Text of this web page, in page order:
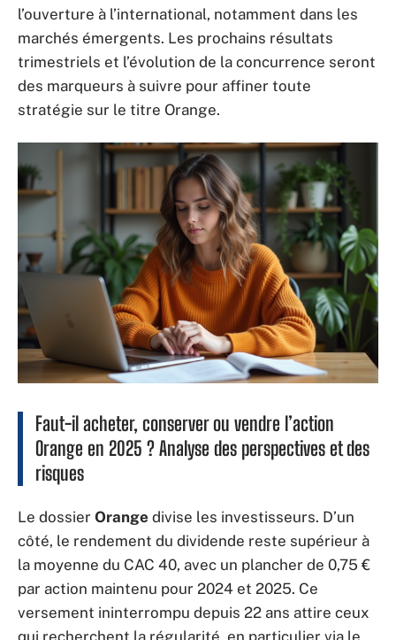
l’ouverture à l’international, notamment dans les
marchés émergents. Les prochains résultats
trimestriels et l’évolution de la concurrence seront
des marqueurs à suivre pour affiner toute
stratégie sur le titre Orange.
Faut-il acheter, conserver ou vendre l’action
Orange en 2025 ? Analyse des perspectives et des
risques
Le dossier Orange divise les investisseurs. D’un
côté, le rendement du dividende reste supérieur à
la moyenne du CAC 40, avec un plancher de 0,75 €
par action maintenu pour 2024 et 2025. Ce
versement ininterrompu depuis 22 ans attire ceux
qui recherchent la régularité, en particulier via le